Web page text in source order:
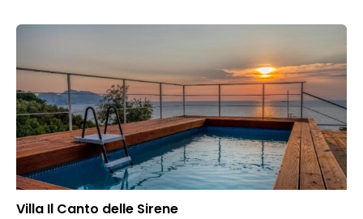
Villa Il Canto delle Sirene